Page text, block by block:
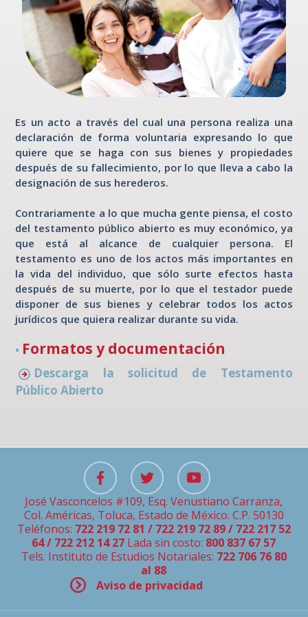
Ventanilla
Notarial
Intranet
Es un acto a través del cual una persona realiza una
declaración de forma voluntaria expresando lo que
quiere que se haga con sus bienes y propiedades
después de su fallecimiento, por lo que lleva a cabo la
designación de sus herederos.
Contrariamente a lo que mucha gente piensa, el costo
del testamento público abierto es muy económico, ya
que está al alcance de cualquier persona. El
testamento es uno de los actos más importantes en
la vida del individuo, que sólo surte efectos hasta
después de su muerte, por lo que el testador puede
disponer de sus bienes y celebrar todos los actos
jurídicos que quiera realizar durante su vida.
• Formatos y documentación
Descarga la solicitud de Testamento
Público Abierto
José Vasconcelos #109, Esq. Venustiano Carranza,
Col. Américas, Toluca, Estado de México. C.P. 50130
Teléfonos: 722 219 72 81 / 722 219 72 89 / 722 217 52
64 / 722 212 14 27 Lada sin costo: 800 837 67 57
Tels. Instituto de Estudios Notariales: 722 706 76 80
al 88
Aviso de privacidad